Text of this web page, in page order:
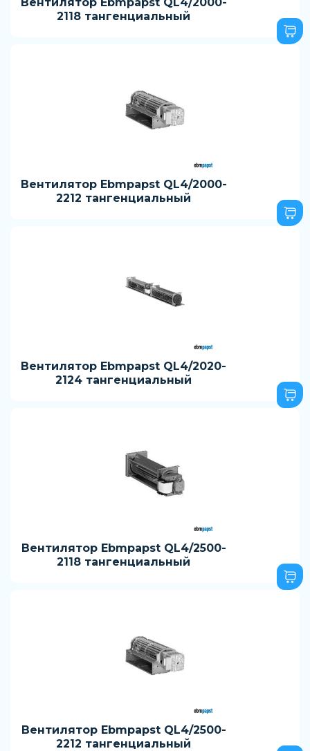
2118 тангенциальный
Вентилятор Ebmpapst QL4/2000-
2212 тангенциальный
Вентилятор Ebmpapst QL4/2020-
2124 тангенциальный
Вентилятор Ebmpapst QL4/2500-
2118 тангенциальный
Вентилятор Ebmpapst QL4/2500-
2212 тангенциальный